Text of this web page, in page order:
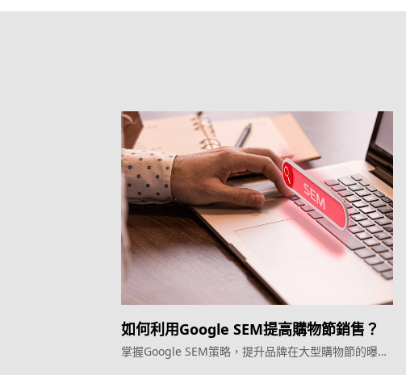
如何利用Google SEM提高購物節銷售？
掌握Google SEM策略，提升品牌在大型購物節的曝光